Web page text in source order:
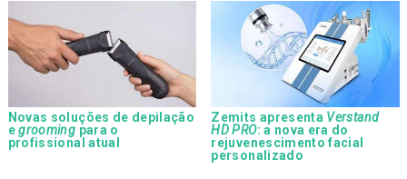
Novas soluções de depilação
egrooming para o
profissional atual
Zemits apresenta Verstand
HD PRO: a nova era do
rejuvenescimento facial
personalizado